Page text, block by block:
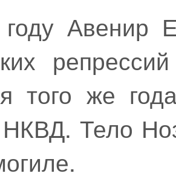
Авенир
того же
Тело